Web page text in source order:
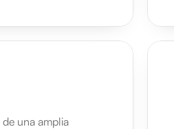
una amplia